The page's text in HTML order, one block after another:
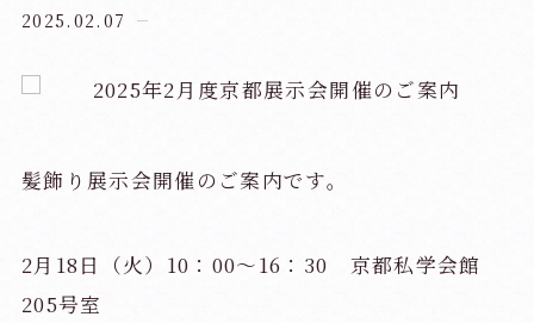
2025.02.07
髪飾り展示会開催のご案内です。
2月18日（火）10：00～16：30 京都私学会館
205号室